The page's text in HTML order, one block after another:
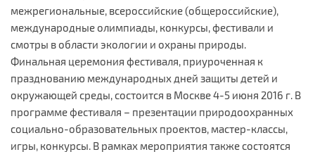
межрегиональные, всероссийские (общероссийские),
международные олимпиады, конкурсы, фестивали и
смотры в области экологии и охраны природы.
Финальная церемония фестиваля, приуроченная к
празднованию международных дней защиты детей и
окружающей среды, состоится в Москве 4-5 июня 2016 г. В
программе фестиваля – презентации природоохранных
социально-образовательных проектов, мастер-классы,
игры, конкурсы. В рамках мероприятия также состоятся